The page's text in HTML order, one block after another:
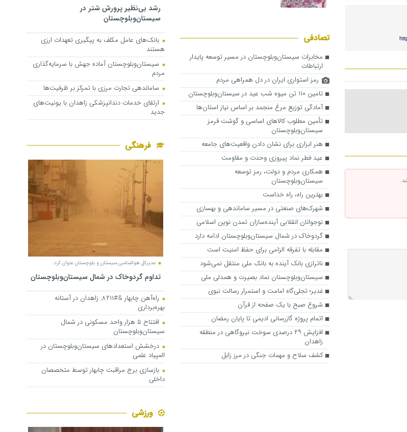
تصادفی
مخابرات سیستان‌وبلوچستان در مسیر توسعه پایدار
ارتباطات
رمز استواری ایران در دل همراهی مردم
تامین ۱۱۰ تن میوه شب عید در سیستان‌وبلوچستان
آمادگی توزیع مرغ منجمد بر اساس نیاز استان‌ها
تأمین مطلوب کالاهای اساسی و گوشت قرمز
سیستان‌وبلوچستان
هنر ابزاری برای نشان دادن واقعیت‌های جامعه
عید فطر نماد پیروزی وحدت و مقاومت
همکاری مردم و دولت، رمز توسعه
سیستان‌وبلوچستان
بهترین راه، راه خداست
شهرک‌های صنعتی در مسیر ساماندهی و بهسازی
نوجوانان انقلابی آینده‌سازان تمدن نوین اسلامی
گردوخاک در شمال سیستان‌وبلوچستان ادامه دارد
مقابله با تفرقه الزامی برای حفظ امنیت است
ناترازی بانک آینده به بانک ملی منتقل نمی‌شود
سیستان‌‌وبلوچستان نماد بصیرت و همدلی ملی
غدیر؛ تجلی‌گاه امامت و استمرار رسالت نبوی
شروع صبح با یک صفحه از قرآن
اتمام پروژه گازرسانی ادیمی تا پایان رمضان
افزایش ۲۹ درصدی سوخت نیروگاهی در منطقه
زاهدان
کشف سلاح و مهمات جنگی در مرز زابل
رشد بی‌نظیر پرورش شتر در
سیستان‌وبلوچستان
بانک‌های عامل مکلف به پیگیری تعهدات ارزی
هستند
سیستان‌وبلوچستان آماده جهش با سرمایه‌گذاری
مردم
ساماندهی تجارت مرزی با تمرکز بر ظرفیت‌ها
ارتقای خدمات دندانپزشکی زاهدان با یونیت‌های
جدید
فرهنگی
مدیرکل هواشناسی سیستان و بلوچستان عنوان کرد:
تداوم گردوخاک در شمال سیستان‌وبلوچستان
راه‌آهن چابهار &#۸۲۱۱; زاهدان در آستانه
بهره‌برداری
افتتاح ۵ هزار واحد مسکونی در شمال
سیستان‌وبلوچستان
درخشش استعدادهای سیستان‌وبلوچستان در
المپیاد علمی
بازسازی برج مراقبت چابهار توسط متخصصان
داخلی
ورزشی